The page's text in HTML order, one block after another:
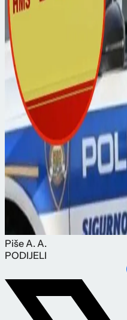
PišeA. A.
PODIJELI